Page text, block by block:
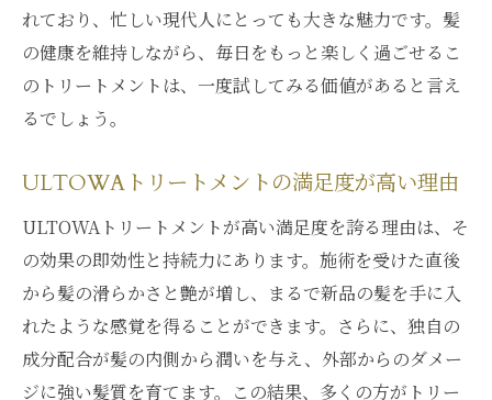
れており、忙しい現代人にとっても大きな魅力です。髪
の健康を維持しながら、毎日をもっと楽しく過ごせるこ
のトリートメントは、一度試してみる価値があると言え
るでしょう。
ULTOWAトリートメントの満足度が高い理由
ULTOWAトリートメントが高い満足度を誇る理由は、そ
の効果の即効性と持続力にあります。施術を受けた直後
から髪の滑らかさと艶が増し、まるで新品の髪を手に入
れたような感覚を得ることができます。さらに、独自の
成分配合が髪の内側から潤いを与え、外部からのダメー
ジに強い髪質を育てます。この結果、多くの方がトリー